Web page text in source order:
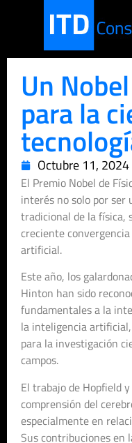
Un
para la
Octubre 11, 2024
El Premio Nobel de
interés no solo por ser
tradicional de la física,
creciente
artificial.
Este año, los
Hinton han sido
fundamentales a la
la inteligencia
para la investigación
campos.
El trabajo de Hopfield
comprensión del
especialmente en
Sus contribuciones en